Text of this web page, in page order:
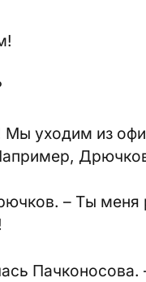
Мы уходим из
– Ты